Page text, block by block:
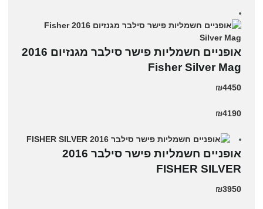
אופניים חשמליות פישר סילבר מגנזיום 2016
Fisher Silver Mag
₪4450
₪4190
אופניים חשמליות פישר סילבר 2016
FISHER SILVER
₪3950